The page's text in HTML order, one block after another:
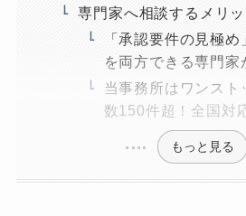
専門家へ相談するメリッ
「承認要件の見極め
を両方できる専門
当事務所はワンス
数150件超！全国対
もっと見る